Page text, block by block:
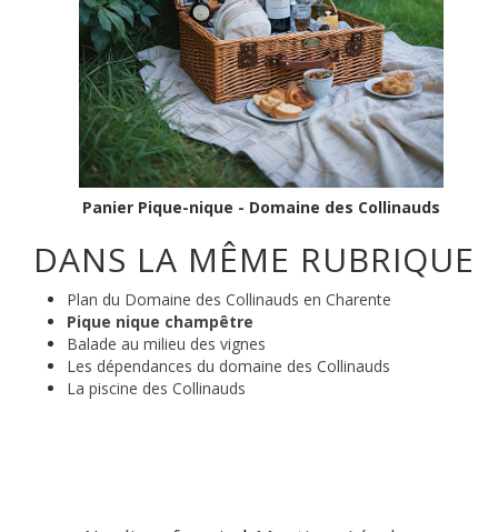
Panier Pique-nique - Domaine des Collinauds
DANS LA MÊME RUBRIQUE
Plan du Domaine des Collinauds en Charente
Pique nique champêtre
Balade au milieu des vignes
Les dépendances du domaine des Collinauds
La piscine des Collinauds